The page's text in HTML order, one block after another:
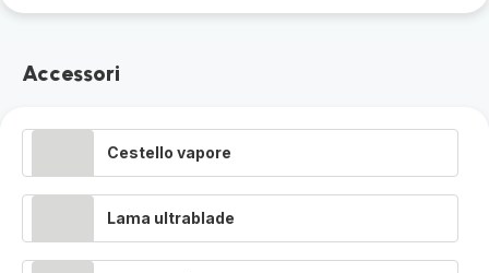
Accessori
Cestello vapore
Lama ultrablade